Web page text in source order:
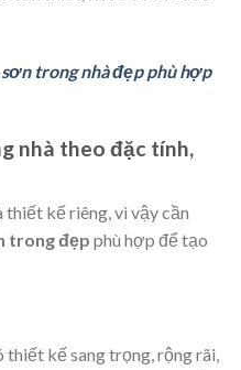
trong nhà đẹp phù hợp
nhà theo đặc tính,
thiết kế riêng, vì vậy cần
trong đẹp phù hợp để tạo
kế sang trọng, rộng rãi,